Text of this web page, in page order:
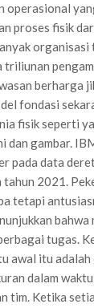
operasional
proses fisik
organisasi
triliunan
berharga
fondasi
fisik seperti
dan gambar.
pada data
2021.
tetapi
tugas.
awal itu adalah
dalam
tim. Ketika